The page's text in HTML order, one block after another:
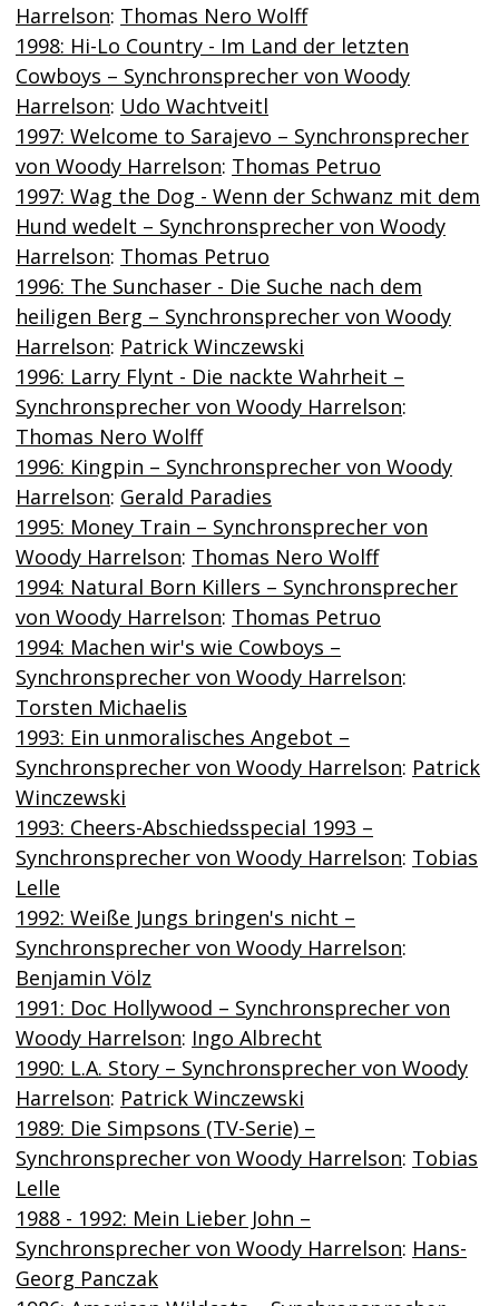
Harrelson: Thomas Nero Wolff
1998: Hi-Lo Country - Im Land der letzten
Cowboys – Synchronsprecher von Woody
Harrelson: Udo Wachtveitl
1997: Welcome to Sarajevo – Synchronsprecher
von Woody Harrelson: Thomas Petruo
1997: Wag the Dog - Wenn der Schwanz mit dem
Hund wedelt – Synchronsprecher von Woody
Harrelson: Thomas Petruo
1996: The Sunchaser - Die Suche nach dem
heiligen Berg – Synchronsprecher von Woody
Harrelson: Patrick Winczewski
1996: Larry Flynt - Die nackte Wahrheit –
Synchronsprecher von Woody Harrelson:
Thomas Nero Wolff
1996: Kingpin – Synchronsprecher von Woody
Harrelson: Gerald Paradies
1995: Money Train – Synchronsprecher von
Woody Harrelson: Thomas Nero Wolff
1994: Natural Born Killers – Synchronsprecher
von Woody Harrelson: Thomas Petruo
1994: Machen wir's wie Cowboys –
Synchronsprecher von Woody Harrelson:
Torsten Michaelis
1993: Ein unmoralisches Angebot –
Synchronsprecher von Woody Harrelson: Patrick
Winczewski
1993: Cheers-Abschiedsspecial 1993 –
Synchronsprecher von Woody Harrelson: Tobias
Lelle
1992: Weiße Jungs bringen's nicht –
Synchronsprecher von Woody Harrelson:
Benjamin Völz
1991: Doc Hollywood – Synchronsprecher von
Woody Harrelson: Ingo Albrecht
1990: L.A. Story – Synchronsprecher von Woody
Harrelson: Patrick Winczewski
1989: Die Simpsons (TV-Serie) –
Synchronsprecher von Woody Harrelson: Tobias
Lelle
1988 - 1992: Mein Lieber John –
Synchronsprecher von Woody Harrelson: Hans-
Georg Panczak